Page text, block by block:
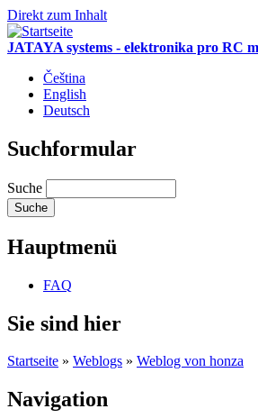
Direkt zum Inhalt
JATAYA systems - elektronika pro RC
Čeština
English
Deutsch
Suchformular
Suche
Hauptmenü
FAQ
Sie sind hier
Startseite » Weblogs » Weblog von honza
Navigation